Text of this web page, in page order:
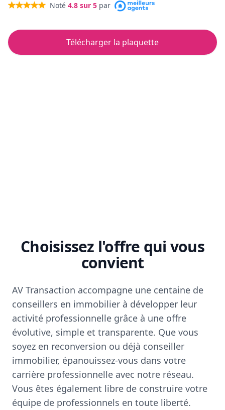
Noté 4.8 sur 5 par
Télécharger la plaquette
Choisissez l'offre qui vous
convient
AV Transaction accompagne une centaine de
conseillers en immobilier à développer leur
activité professionnelle grâce à une offre
évolutive, simple et transparente. Que vous
soyez en reconversion ou déjà conseiller
immobilier, épanouissez-vous dans votre
carrière professionnelle avec notre réseau.
Vous êtes également libre de construire votre
équipe de professionnels en toute liberté.